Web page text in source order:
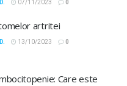
07/11/2023 0
artritei
13/10/2023 0
Care este